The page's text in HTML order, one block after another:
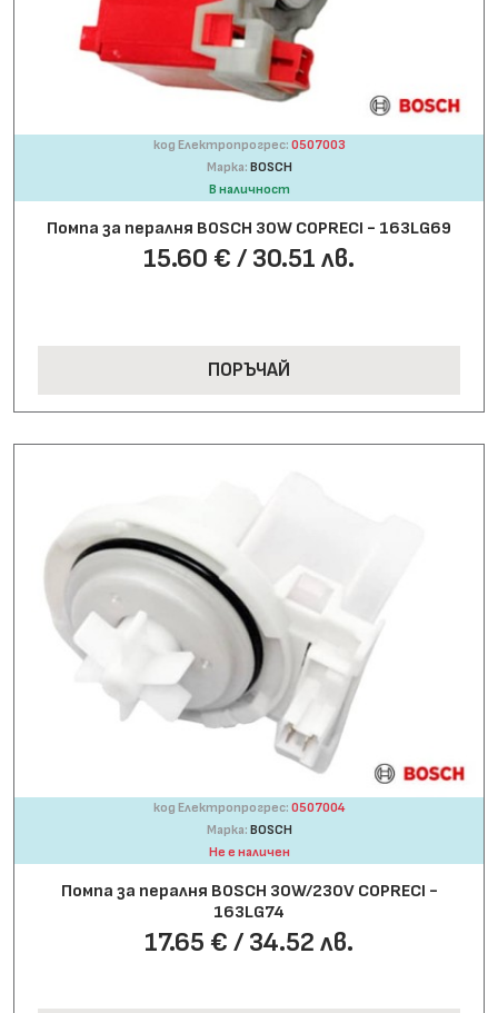
код Електропрогрес: 0507003
Марка: BOSCH
В наличност
Помпа за пералня BOSCH 30W COPRECI - 163LG69
15.60 € / 30.51 лв.
ПОРЪЧАЙ
код Електропрогрес: 0507004
Марка: BOSCH
Не е наличен
Помпа за пералня BOSCH 30W/230V COPRECI -
163LG74
17.65 € / 34.52 лв.